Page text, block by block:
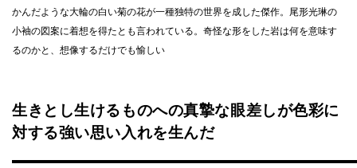
かんだような大輪の白い菊の花が一種独特の世界を成した傑作。尾形光琳の
小袖の図案に着想を得たとも言われている。奇怪な形をした岩は何を意味す
るのかと、想像するだけでも愉しい
生きとし生けるものへの真摯な眼差しが色彩に
対する強い思い入れを生んだ